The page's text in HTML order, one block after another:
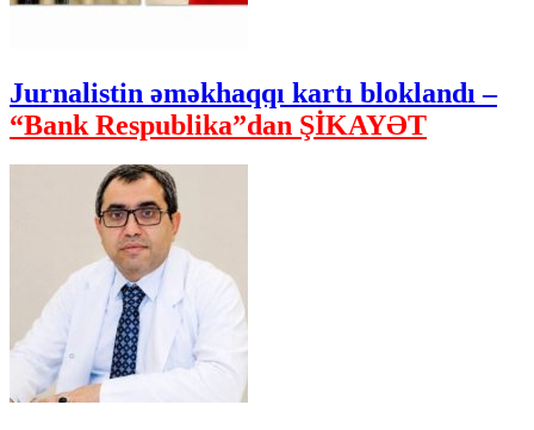
Jurnalistin əməkhaqqı kartı bloklandı –
“Bank Respublika”dan ŞİKAYƏT